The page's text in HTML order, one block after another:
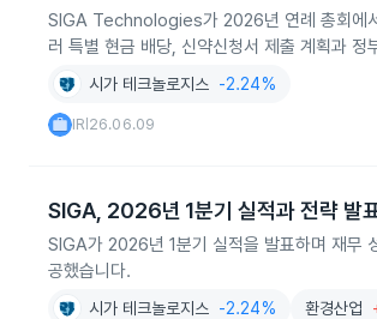
SIGA Technologies가 2026년 연례 총회에
러 특별 현금 배당, 신약신청서 제출 계획과
시가 테크놀로지스 -2.24%
IR 26.06.09
SIGA, 2026년 1분기 실적과 전략 발
SIGA가 2026년 1분기 실적을 발표하며 재무
공했습니다.
시가 테크놀로지스 -2.24% 환경산업